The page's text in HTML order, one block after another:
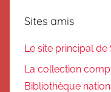
Sites amis
Le site principal de
La collection
Bibliothèque